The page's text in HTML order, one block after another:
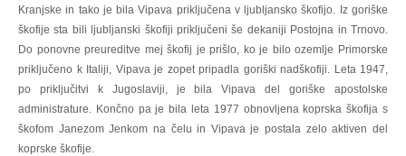
Kranjske in tako je bila Vipava priključena v ljubljansko škofijo. Iz goriške
škofije sta bili ljubljanski škofiji priključeni še dekaniji Postojna in Trnovo.
Do ponovne preureditve mej škofij je prišlo, ko je bilo ozemlje Primorske
priključeno k Italiji, Vipava je zopet pripadla goriški nadškofiji. Leta 1947,
po priključitvi k Jugoslaviji, je bila Vipava del goriške apostolske
administrature. Končno pa je bila leta 1977 obnovljena koprska škofija s
škofom Janezom Jenkom na čelu in Vipava je postala zelo aktiven del
koprske škofije.